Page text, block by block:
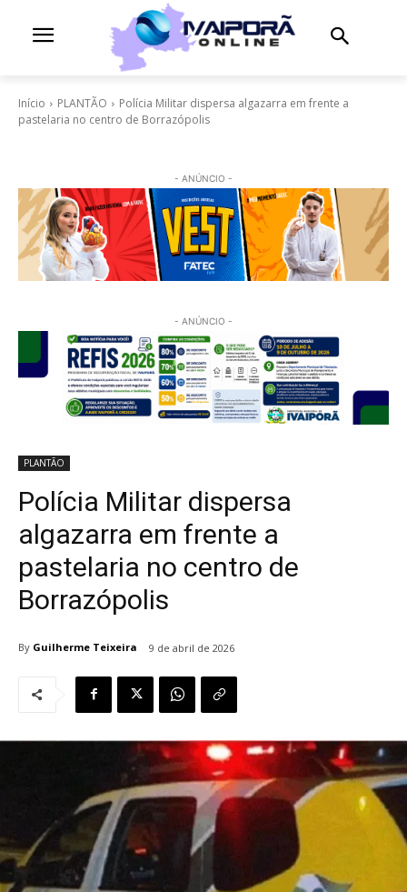
Início PLANTÃO
Polícia Militar dispersa algazarra em frente a
pastelaria no centro de Borrazópolis
- ANÚNCIO -
- ANÚNCIO -
PLANTÃO
Polícia Militar dispersa
algazarra em frente a
pastelaria no centro de
Borrazópolis
By Guilherme Teixeira 9 de abril de 2026